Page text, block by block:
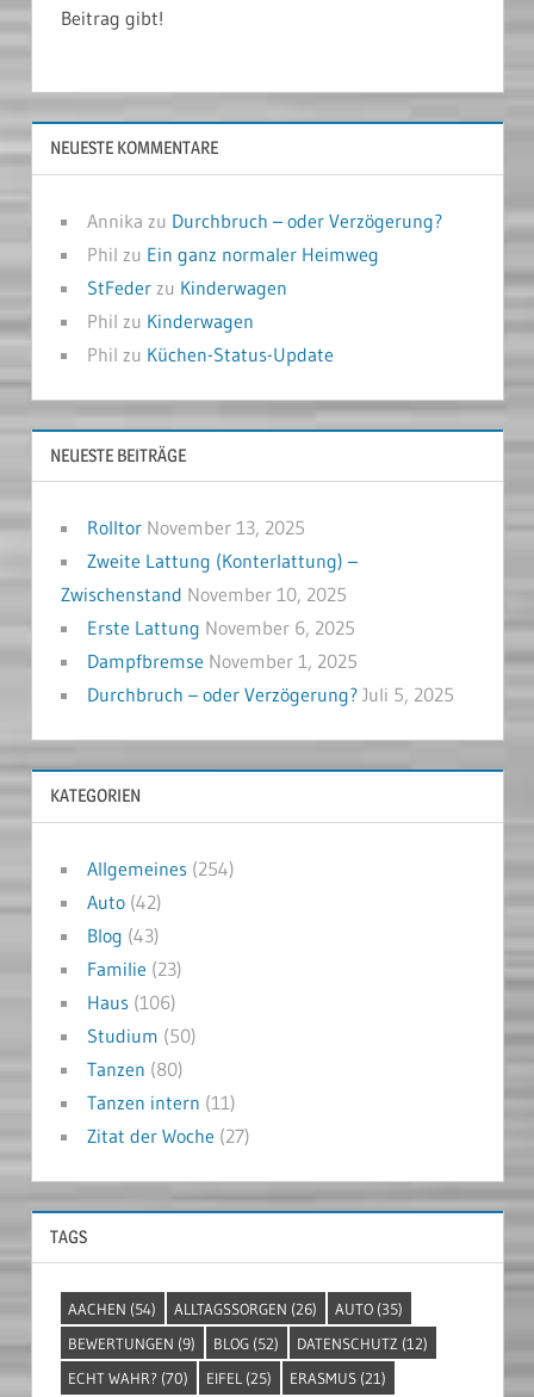
Beitrag gibt!
NEUESTE KOMMENTARE
Annika zu Durchbruch – oder Verzögerung?
Phil zu Ein ganz normaler Heimweg
StFederzu Kinderwagen
Phil zu Kinderwagen
Phil zu Küchen-Status-Update
NEUESTE BEITRÄGE
Rolltor November 13, 2025
Zweite Lattung (Konterlattung) –
Zwischenstand November 10, 2025
Erste Lattung November 6, 2025
Dampfbremse November 1, 2025
Durchbruch – oder Verzögerung? Juli 5, 2025
KATEGORIEN
Allgemeines(254)
Auto(42)
Blog (43)
Familie (23)
Haus(106)
Studium (50)
Tanzen (80)
Tanzen intern (11)
Zitat der Woche (27)
TAGS
AACHEN (54) ALLTAGSSORGEN (26) AUTO (35)
BEWERTUNGEN (9) BLOG (52) DATENSCHUTZ (12)
ECHT WAHR? (70) EIFEL (25) ERASMUS (21)